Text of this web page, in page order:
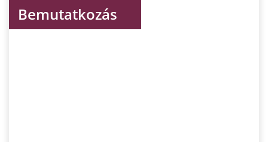
Bemutatkozás